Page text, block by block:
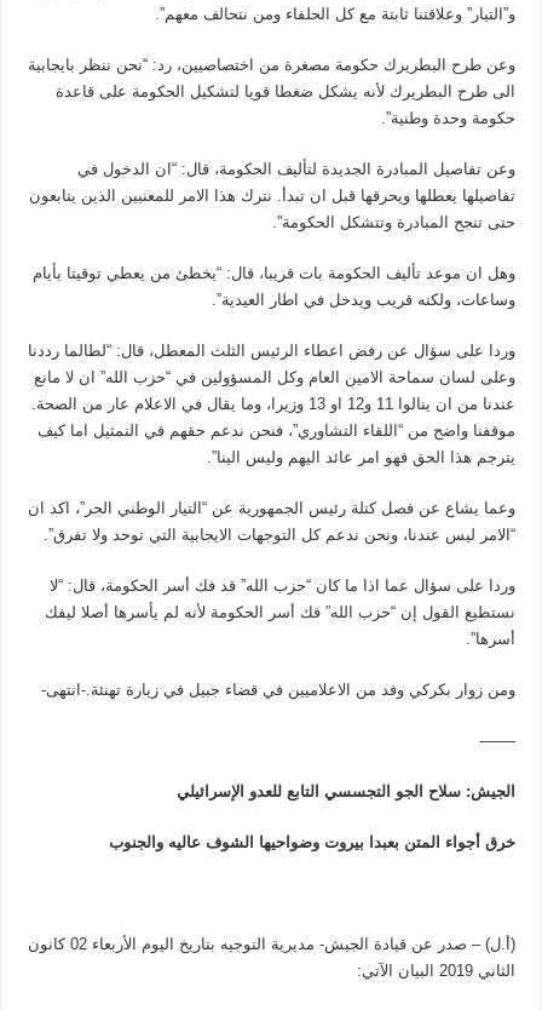
و”التيار” وعلاقتنا ثابتة مع كل الحلفاء ومن نتحالف معهم”.
وعن طرح البطريرك حكومة مصغرة من اختصاصيين، رد: “نحن ننظر بايجابية
الى طرح البطريرك لأنه يشكل ضغطا قويا لتشكيل الحكومة على قاعدة
حكومة وحدة وطنية”.
وعن تفاصيل المبادرة الجديدة لتأليف الحكومة، قال: “ان الدخول في
تفاصيلها يعطلها ويحرقها قبل ان تبدأ. نترك هذا الامر للمعنيين الذين يتابعون
حتى تنجح المبادرة وتتشكل الحكومة”.
وهل ان موعد تأليف الحكومة بات قريبا، قال: “يخطئ من يعطي توقيتا بأيام
وساعات، ولكنه قريب ويدخل في اطار العيدية”.
وردا على سؤال عن رفض اعطاء الرئيس الثلث المعطل، قال: “لطالما رددنا
وعلى لسان سماحة الامين العام وكل المسؤولين في “حزب الله” ان لا مانع
عندنا من ان ينالوا 11 و12 او 13 وزيرا، وما يقال في الاعلام عار من الصحة.
موقفنا واضح من “اللقاء التشاوري”، فنحن ندعم حقهم في التمثيل اما كيف
يترجم هذا الحق فهو امر عائد اليهم وليس الينا”.
وعما يشاع عن فصل كتلة رئيس الجمهورية عن “التيار الوطني الحر”، اكد ان
“الامر ليس عندنا، ونحن ندعم كل التوجهات الايجابية التي توحد ولا تفرق”.
وردا على سؤال عما اذا ما كان “حزب الله” قد فك أسر الحكومة، قال: “لا
نستطيع القول إن “حزب الله” فك أسر الحكومة لأنه لم يأسرها أصلا ليفك
أسرها”.
ومن زوار بكركي وفد من الاعلاميين في قضاء جبيل في زيارة تهنئة.-انتهى-
——-
الجيش: سلاح الجو التجسسي التابع للعدو الإسرائيلي
خرق أجواء المتن بعبدا بيروت وضواحيها الشوف عاليه والجنوب
(أ.ل) – صدر عن قيادة الجيش- مديرية التوجيه بتاريخ اليوم الأربعاء 02 كانون
الثاني 2019 البيان الآتي: